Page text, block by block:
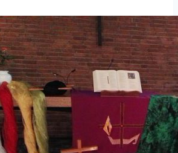
Fragen
für
die
Gläubigen
weltweit